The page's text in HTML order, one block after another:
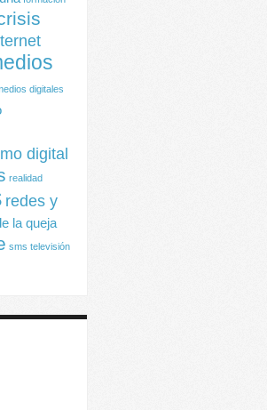
digitales
digital
realidad
redes y
la queja
sms televisión